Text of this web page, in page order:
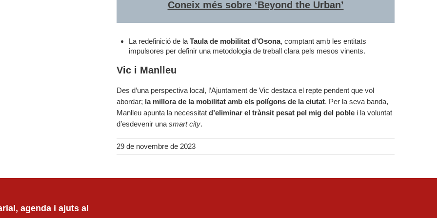
Coneix més sobre ‘Beyond the Urban’
La redefinició de la Taula de mobilitat d’Osona, comptant amb les entitats
impulsores per definir una metodologia de treball clara pels mesos vinents.
Vic i Manlleu
Des d’una perspectiva local, l’Ajuntament de Vic destaca el repte pendent que vol
abordar; la millora de la mobilitat amb els polígons de la ciutat. Per la seva banda,
Manlleu apunta la necessitat d’eliminar el trànsit pesat pel mig del poble i la voluntat
d’esdevenir una smart city.
29 de novembre de 2023
agenda i ajuts al